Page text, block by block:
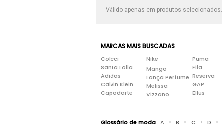
Válido apenas em produtos selecionados.
MARCAS MAIS BUSCADAS
Colcci
Santa Lolla
Adidas
Calvin Klein
Capodarte
Nike
Mango
Lança Perfume
Melissa
Vizzano
Puma
Fila
Reserva
GAP
Ellus
Glossário de moda A • B • C • D •